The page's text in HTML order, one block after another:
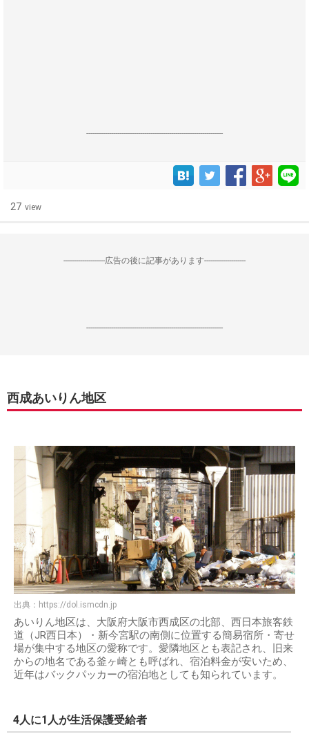
------------------------------------------------------------------
27 view
--------------------広告の後に記事があります--------------------
------------------------------------------------------------------
西成あいりん地区
出典： https://dol.ismcdn.jp
あいりん地区は、大阪府大阪市西成区の北部、西日本旅客鉄
道（JR西日本）・新今宮駅の南側に位置する簡易宿所・寄せ
場が集中する地区の愛称です。愛隣地区とも表記され、旧来
からの地名である釜ヶ崎とも呼ばれ、宿泊料金が安いため、
近年はバックパッカーの宿泊地としても知られています。
4人に1人が生活保護受給者